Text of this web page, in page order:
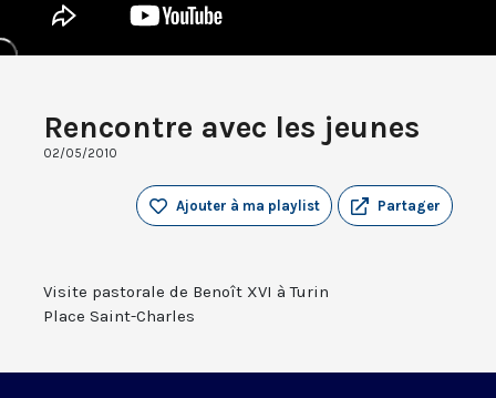
Rencontre avec les jeunes
02/05/2010
Partager
Ajouter à ma playlist
Visite pastorale de Benoît XVI à Turin
Place Saint-Charles